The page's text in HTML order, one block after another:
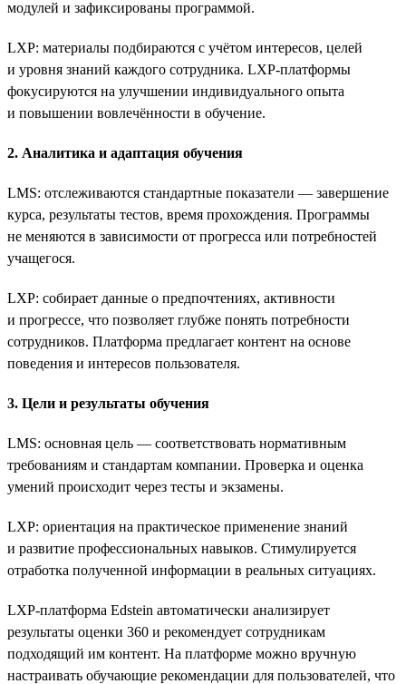
модулей и зафиксированы программой.
LXP: материалы подбираются с учётом интересов, целей
и уровня знаний каждого сотрудника. LXP-платформы
фокусируются на улучшении индивидуального опыта
и повышении вовлечённости в обучение.
2. Аналитика и адаптация обучения
LMS: отслеживаются стандартные показатели — завершение
курса, результаты тестов, время прохождения. Программы
не меняются в зависимости от прогресса или потребностей
учащегося.
LXP: собирает данные о предпочтениях, активности
и прогрессе, что позволяет глубже понять потребности
сотрудников. Платформа предлагает контент на основе
поведения и интересов пользователя.
3. Цели и результаты обучения
LMS: основная цель — соответствовать нормативным
требованиям и стандартам компании. Проверка и оценка
умений происходит через тесты и экзамены.
LXP: ориентация на практическое применение знаний
и развитие профессиональных навыков. Стимулируется
отработка полученной информации в реальных ситуациях.
LXP-платформа Edstein автоматически анализирует
результаты оценки 360 и рекомендует сотрудникам
подходящий им контент. На платформе можно вручную
настраивать обучающие рекомендации для пользователей, что